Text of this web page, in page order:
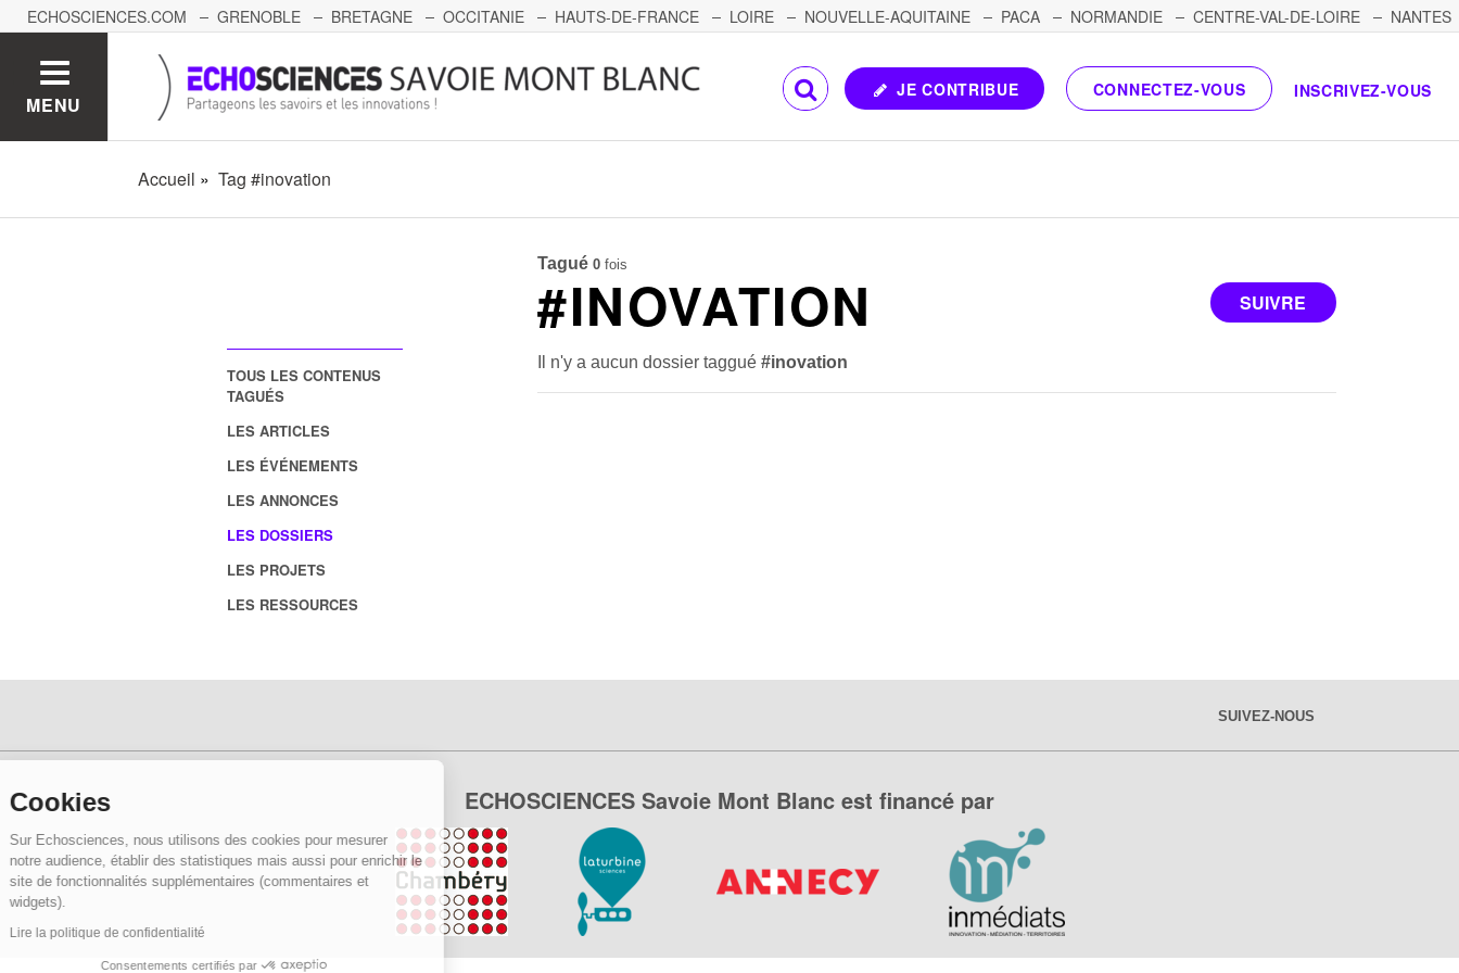
Cookies
Sur Echosciences, nous utilisons des cookies pour mesurer
notre audience, établir des statistiques mais aussi pour enrichir le
site de fonctionnalités supplémentaires (commentaires et
widgets).
Lire la politique de confidentialité
Consentements certifiés par
ECHOSCIENCES.COM GRENOBLE BRETAGNE OCCITANIE HAUTS-DE-FRANCE LOIRE NOUVELLE-AQUITAINE PACA NORMANDIE CENTRE-VAL-DE-LOIRE
NANTES
MENU
JE CONTRIBUE CONNECTEZ-VOUS INSCRIVEZ-VOUS
Accueil Tag #inovation
TOUS LES CONTENUS
TAGUÉS
LES ARTICLES
LES ÉVÉNEMENTS
LES ANNONCES
LES DOSSIERS
LES PROJETS
LES RESSOURCES
Tagué 0 fois
SUIVRE
#INOVATION
Il n'y a aucun dossier taggué#inovation
SUIVEZ-NOUS
ECHOSCIENCES Savoie Mont Blanc est financé par